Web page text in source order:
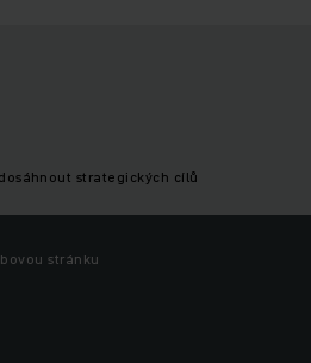
strategických cílů
stránku